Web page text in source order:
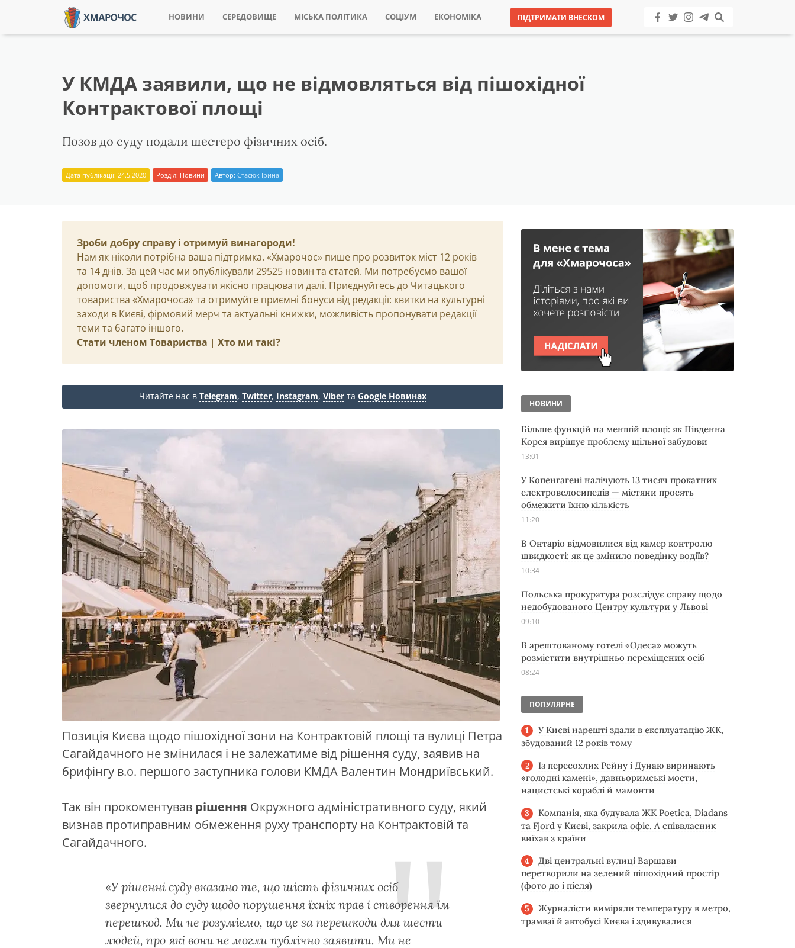
НОВИНИ СЕРЕДОВИЩЕ МІСЬКА ПОЛІТИКА СОЦІУМ ЕКОНОМІКА ПІДТРИМАТИ ВНЕСКОМ
У КМДА заявили, що не відмовляться від пішохідної
Контрактової площі
Позов до суду подали шестеро фізичних осіб.
Дата публікації: 24.5.2020 Розділ: Новини Автор: Стасюк Ірина
Зроби добру справу і отримуй винагороди!
Нам як ніколи потрібна ваша підтримка. «Хмарочос» пише про розвиток міст 12 років
та 14 днів. За цей час ми опублікували 29525 новин та статей. Ми потребуємо вашої
допомоги, щоб продовжувати якісно працювати далі. Приєднуйтесь до Читацького
товариства «Хмарочоса» та отримуйте приємні бонуси від редакції: квитки на культурні
заходи в Києві, фірмовий мерч та актуальні книжки, можливість пропонувати редакції
теми та багато іншого.
Стати членом Товариства | Хто ми такі?
Читайте нас в Telegram, Twitter, Instagram, Viber та Google Новинах
Позиція Києва щодо пішохідної зони на Контрактовій площі та вулиці Петра
Сагайдачного не змінилася і не залежатиме від рішення суду, заявив на
брифінгу в.о. першого заступника голови КМДА Валентин Мондриївський.
Так він прокоментував рішення Окружного адміністративного суду, який
визнав протиправним обмеження руху транспорту на Контрактовій та
Сагайдачного.
«У рішенні суду вказано те, що шість фізичних осіб
звернулися до суду щодо порушення їхніх прав і створення їм
перешкод. Ми не розуміємо, що це за перешкоди для шести
людей, про які вони не могли публічно заявити. Ми не
НОВИНИ
Більше функцій на меншій площі: як Південна
Корея вирішує проблему щільної забудови
13:01
У Копенгагені налічують 13 тисяч прокатних
електровелосипедів — містяни просять
обмежити їхню кількість
11:20
В Онтаріо відмовилися від камер контролю
швидкості: як це змінило поведінку водіїв?
10:34
Польська прокуратура розслідує справу щодо
недобудованого Центру культури у Львові
09:10
В арештованому готелі «Одеса» можуть
розмістити внутрішньо переміщених осіб
08:24
ПОПУЛЯРНЕ
У Києві нарешті здали в експлуатацію ЖК,
збудований 12 років тому
Із пересохлих Рейну і Дунаю виринають
«голодні камені», давньоримські мости,
нацистські кораблі й мамонти
Компанія, яка будувала ЖК Poetica, Diadans
та Fjord у Києві, закрила офіс. А співвласник
виїхав з країни
Дві центральні вулиці Варшави
перетворили на зелений пішохідний простір
(фото до і після)
Журналісти виміряли температуру в метро,
трамваї й автобусі Києва і здивувалися